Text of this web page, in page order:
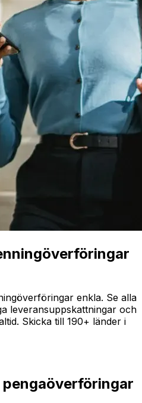
enkla. Se alla
leveransuppskattningar och
Skicka till 190+ länder i